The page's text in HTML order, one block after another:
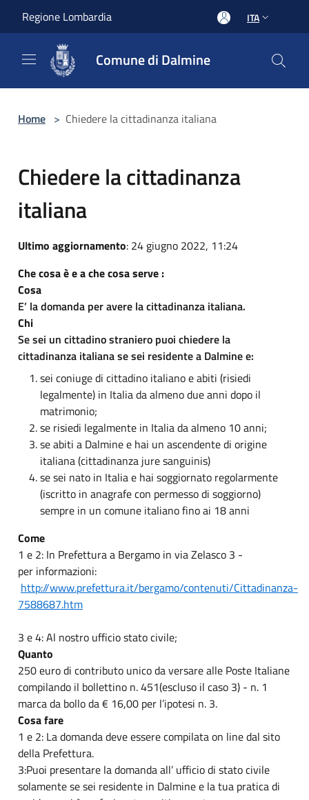
Regione Lombardia ITA
Comune di Dalmine
Home > Chiedere la cittadinanza italiana
Chiedere la cittadinanza
italiana
Ultimo aggiornamento: 24 giugno 2022, 11:24
Che cosa è e a che cosa serve :
Cosa
E’ la domanda per avere la cittadinanza italiana.
Chi
Se sei un cittadino straniero puoi chiedere la
cittadinanza italiana se sei residente a Dalmine e:
sei coniuge di cittadino italiano e abiti (risiedi
legalmente) in Italia da almeno due anni dopo il
matrimonio;
se risiedi legalmente in Italia da almeno 10 anni;
se abiti a Dalmine e hai un ascendente di origine
italiana (cittadinanza jure sanguinis)
se sei nato in Italia e hai soggiornato regolarmente
(iscritto in anagrafe con permesso di soggiorno)
sempre in un comune italiano fino ai 18 anni
Come
1 e 2: In Prefettura a Bergamo in via Zelasco 3 -
per informazioni:
http://www.prefettura.it/bergamo/contenuti/Cittadinanza-
7588687.htm
3 e 4: Al nostro ufficio stato civile;
Quanto
250 euro di contributo unico da versare alle Poste Italiane
compilando il bollettino n. 451(escluso il caso 3) - n. 1
marca da bollo da € 16,00 per l’ipotesi n. 3.
Cosa fare
1 e 2: La domanda deve essere compilata on line dal sito
della Prefettura.
3:Puoi presentare la domanda all’ ufficio di stato civile
solamente se sei residente in Dalmine e la tua pratica di